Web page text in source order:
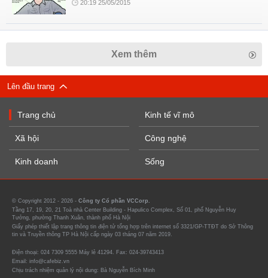
20:19 25/05/2015
Xem thêm
Lên đầu trang
Trang chủ
Xã hội
Kinh doanh
Kinh tế vĩ mô
Công nghệ
Sống
© Copyright 2012 - 2026 - Công ty Cổ phần VCCorp.
Tầng 17, 19, 20, 21 Toà nhà Center Building - Hapulico Complex, Số 01, phố Nguyễn Huy
Tưởng, phường Thanh Xuân, thành phố Hà Nội
Giấy phép thiết lập trang thông tin điện tử tổng hợp trên internet số 3321/GP-TTĐT do Sở Thông
tin và Truyền thông TP Hà Nội cấp ngày 03 tháng 07 năm 2019.
Điện thoại: 024 7309 5555 Máy lẻ 41294. Fax: 024-39743413
Email: info@cafebiz.vn
Chịu trách nhiệm quản lý nội dung: Bà Nguyễn Bích Minh